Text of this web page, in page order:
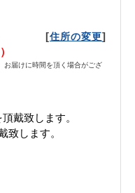
[住所の変更]
お届けに時間を頂く場合がござ
頂戴致します。
致します。